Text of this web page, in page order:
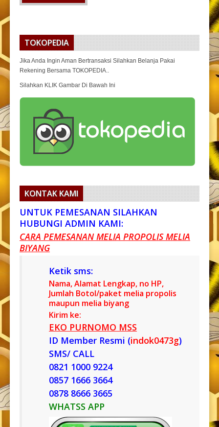
TOKOPEDIA
Jika Anda Ingin Aman Bertransaksi Silahkan Belanja Pakai
Rekening Bersama TOKOPEDIA..
Silahkan KLIK Gambar Di Bawah Ini
KONTAK KAMI
UNTUK PEMESANAN SILAHKAN
HUBUNGI ADMIN KAMI:
CARA PEMESANAN MELIA PROPOLIS MELIA
BIYANG
Ketik sms:
Nama, Alamat Lengkap, no HP,
Jumlah Botol/paket melia propolis
maupun melia biyang
Kirim ke:
EKO PURNOMO MSS
ID Member Resmi (indok0473g)
SMS/ CALL
0821 1000 9224
0857 1666 3664
0878 8666 3665
WHATSS APP